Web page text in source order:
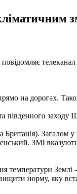
телеканал
на дорогах.
південного заходу
Загалом у
ЗМІ
температури
норму, яку